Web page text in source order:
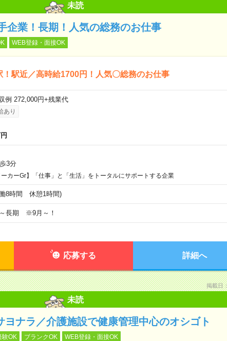
未読
企業！長期！人気の総務のお仕事
WEB登録・面接OK
駅近／高時給1700円！人気〇総務のお仕事
例 272,000円+残業代
あり
3分
ーカーGr】「仕事」と「生活」をトータルにサポートする企業
8時間 休憩1時間)
長期 ※9月～！
応募する 詳細へ
掲載日
未読
ヨナラ／介護施設で健康管理中心のオシゴト
験OK ブランクOK WEB登録・面接OK